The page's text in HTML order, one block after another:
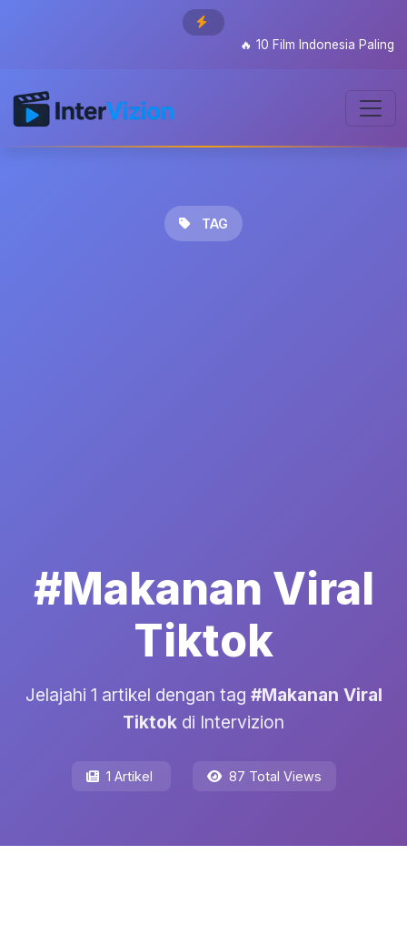
10 Film Indonesia Paling
TAG
#Makanan Viral
Tiktok
Jelajahi 1 artikel dengan tag #Makanan Viral
Tiktok di Intervizion
1 Artikel 87 Total Views